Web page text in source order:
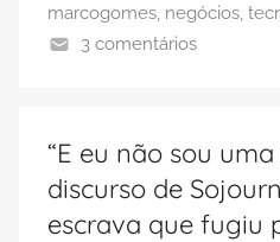
marcogomes negócios
3 comentários
“E eu não sou uma
discurso de
escrava que fugiu